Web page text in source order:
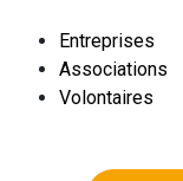
Entreprises
Associations
Volontaires